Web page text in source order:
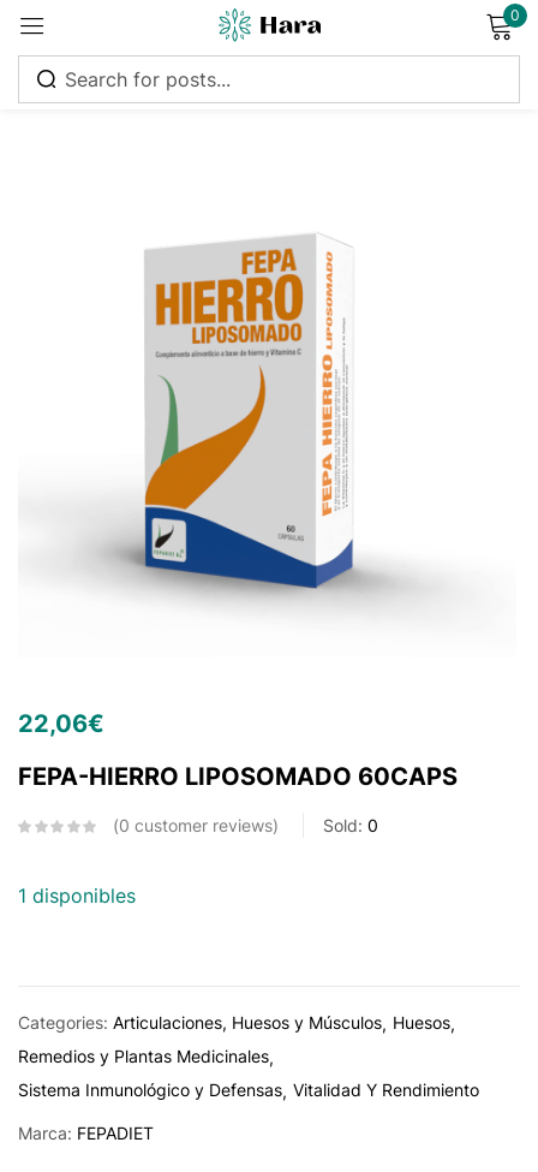
0
22,06€
FEPA-HIERRO LIPOSOMADO 60CAPS
0 customer reviews Sold: 0
1 disponibles
Categories: Articulaciones, Huesos y Músculos Huesos
Remedios y Plantas Medicinales
Sistema Inmunológico y Defensas Vitalidad Y Rendimiento
Marca: FEPADIET
Remember me
Log in
Create an account